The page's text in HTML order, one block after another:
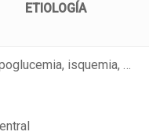
ETIOLOGÍA
isquemia, …